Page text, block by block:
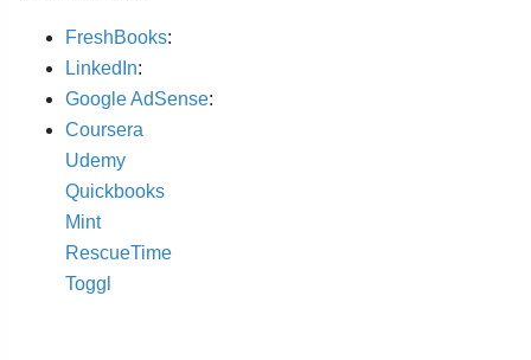
FreshBooks:
LinkedIn:
Google AdSense:
Coursera
Udemy
Quickbooks
Mint
RescueTime
Toggl